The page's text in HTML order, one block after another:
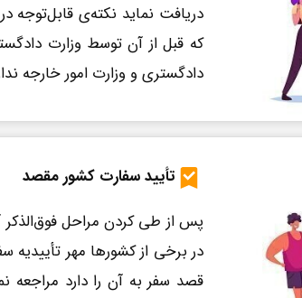
دریافت نماید نکته‌ی
که قبل از آن توسط وزارت
دادگستری و وزارت امور خارجه
تأیید سفارت کشور مقصد
پس از طی کردن مراحل فوق‌الذکر
در برخی از کشورها مهر تأییدیه
قصد سفر به آن را دارد مراجعه